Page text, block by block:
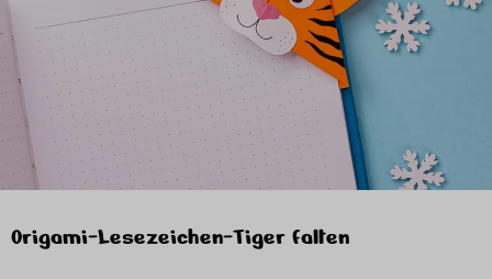
Origami-Lesezeichen-Tiger falten